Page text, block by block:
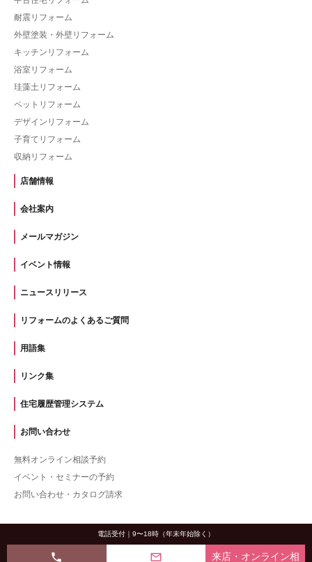
耐震リフォーム
外壁塗装・外壁リフォーム
キッチンリフォーム
浴室リフォーム
珪藻土リフォーム
ペットリフォーム
デザインリフォーム
子育てリフォーム
収納リフォーム
店舗情報
会社案内
メールマガジン
イベント情報
ニュースリリース
リフォームのよくあるご質問
用語集
リンク集
住宅履歴管理システム
お問い合わせ
無料オンライン相談予約
イベント・セミナーの予約
お問い合わせ・カタログ請求
電話受付｜9〜18時（年末年始除く）
phone mail_outline 来店・オンライン相